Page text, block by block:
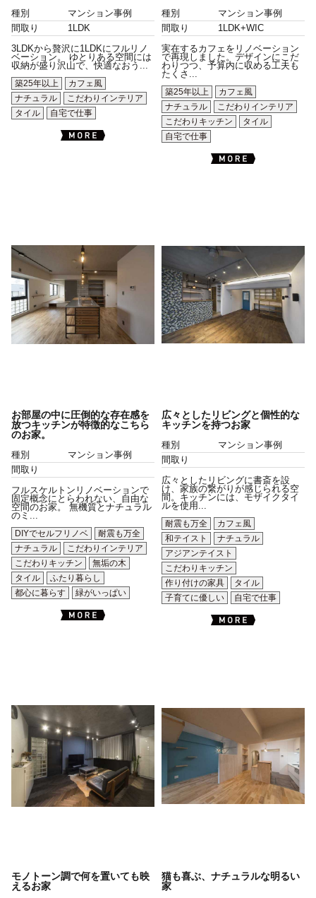
種別
マンション事例
間取り
1LDK
3LDKから贅沢に1LDKにフルリノ
ベーション。 ゆとりある空間には
収納が盛り沢山で、快適なおう...
築25年以上
カフェ風
ナチュラル
こだわりインテリア
タイル
自宅で仕事
種別
マンション事例
間取り
1LDK+WIC
実在するカフェをリノベーション
で再現しました。デザインにこだ
わりつつ、予算内に収める工夫も
たくさ...
築25年以上
カフェ風
ナチュラル
こだわりインテリア
こだわりキッチン
タイル
自宅で仕事
お部屋の中に圧倒的な存在感を
放つキッチンが特徴的なこちら
のお家。
種別
マンション事例
間取り
フルスケルトンリノベーションで
固定概念にとらわれない、自由な
空間のお家。 無機質とナチュラル
のミ...
DIYでセルフリノベ
耐震も万全
ナチュラル
こだわりインテリア
こだわりキッチン
無垢の木
タイル
ふたり暮らし
都心に暮らす
緑がいっぱい
広々としたリビングと個性的な
キッチンを持つお家
種別
マンション事例
間取り
広々としたリビングに書斎を設
け、家族の繋がりが感じられる空
間。キッチンには、モザイクタイ
ルを使用...
耐震も万全
カフェ風
和テイスト
ナチュラル
アジアンテイスト
こだわりキッチン
作り付けの家具
タイル
子育てに優しい
自宅で仕事
モノトーン調で何を置いても映
えるお家
猫も喜ぶ、ナチュラルな明るい
家